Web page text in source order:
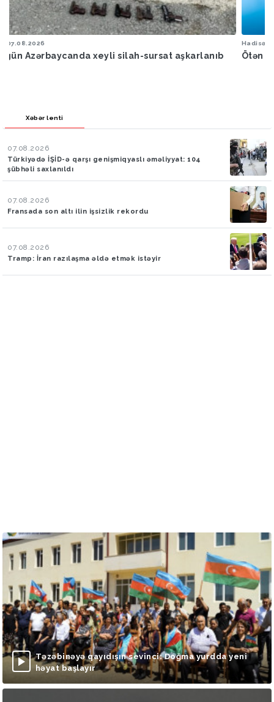
Hadisə 07.08.2026
Ötən ay 13 stomatoloq məsuliyyətə cəlb edilib
Xəbər lenti
07.08.2026
Türkiyədə İŞİD-ə qarşı genişmiqyaslı əməliyyat: 104
şübhəli saxlanıldı
07.08.2026
Fransada son altı ilin işsizlik rekordu
07.08.2026
Tramp: İran razılaşma əldə etmək istəyir
Təzəbinəyə qayıdışın sevinci: Doğma yurdda yeni
həyat başlayır